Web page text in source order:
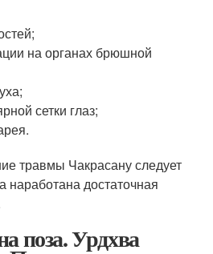
на органах брюшной
сетки глаз;
травмы Чакрасану следует
наработана достаточная
поза. Урдхва